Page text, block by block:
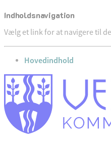
Indholdsnavigation
Vælg et link for at navigere til
gå til
Hovedindhold